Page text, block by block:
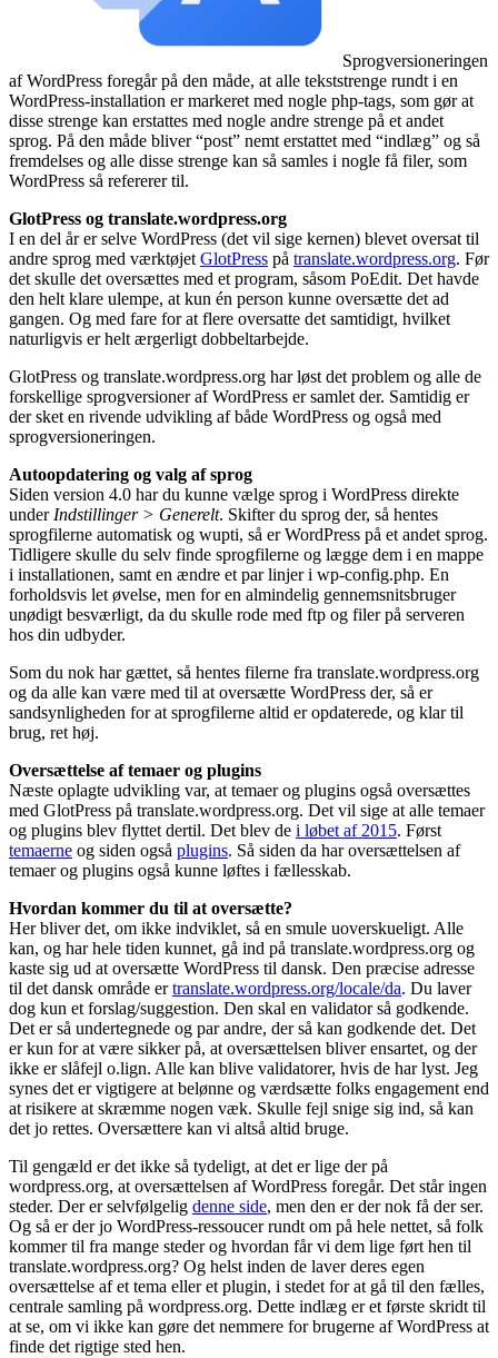
Sprogversioneringen
af WordPress foregår på den måde, at alle tekststrenge rundt i en
WordPress-installation er markeret med nogle php-tags, som gør at
disse strenge kan erstattes med nogle andre strenge på et andet
sprog. På den måde bliver “post” nemt erstattet med “indlæg” og så
fremdelses og alle disse strenge kan så samles i nogle få filer, som
WordPress så refererer til.
GlotPress og translate.wordpress.org
I en del år er selve WordPress (det vil sige kernen) blevet oversat til
andre sprog med værktøjet GlotPress på translate.wordpress.org. Før
det skulle det oversættes med et program, såsom PoEdit. Det havde
den helt klare ulempe, at kun én person kunne oversætte det ad
gangen. Og med fare for at flere oversatte det samtidigt, hvilket
naturligvis er helt ærgerligt dobbeltarbejde.
GlotPress og translate.wordpress.org har løst det problem og alle de
forskellige sprogversioner af WordPress er samlet der. Samtidig er
der sket en rivende udvikling af både WordPress og også med
sprogversioneringen.
Autoopdatering og valg af sprog
Siden version 4.0 har du kunne vælge sprog i WordPress direkte
under Indstillinger > Generelt. Skifter du sprog der, så hentes
sprogfilerne automatisk og wupti, så er WordPress på et andet sprog.
Tidligere skulle du selv finde sprogfilerne og lægge dem i en mappe
i installationen, samt en ændre et par linjer i wp-config.php. En
forholdsvis let øvelse, men for en almindelig gennemsnitsbruger
unødigt besværligt, da du skulle rode med ftp og filer på serveren
hos din udbyder.
Som du nok har gættet, så hentes filerne fra translate.wordpress.org
og da alle kan være med til at oversætte WordPress der, så er
sandsynligheden for at sprogfilerne altid er opdaterede, og klar til
brug, ret høj.
Oversættelse af temaer og plugins
Næste oplagte udvikling var, at temaer og plugins også oversættes
med GlotPress på translate.wordpress.org. Det vil sige at alle temaer
og plugins blev flyttet dertil. Det blev de i løbet af 2015. Først
temaerne og siden også plugins. Så siden da har oversættelsen af
temaer og plugins også kunne løftes i fællesskab.
Hvordan kommer du til at oversætte?
Her bliver det, om ikke indviklet, så en smule uoverskueligt. Alle
kan, og har hele tiden kunnet, gå ind på translate.wordpress.org og
kaste sig ud at oversætte WordPress til dansk. Den præcise adresse
til det dansk område ertranslate.wordpress.org/locale/da. Du laver
dog kun et forslag/suggestion. Den skal en validator så godkende.
Det er så undertegnede og par andre, der så kan godkende det. Det
er kun for at være sikker på, at oversættelsen bliver ensartet, og der
ikke er slåfejl o.lign. Alle kan blive validatorer, hvis de har lyst. Jeg
synes det er vigtigere at belønne og værdsætte folks engagement end
at risikere at skræmme nogen væk. Skulle fejl snige sig ind, så kan
det jo rettes. Oversættere kan vi altså altid bruge.
Til gengæld er det ikke så tydeligt, at det er lige der på
wordpress.org, at oversættelsen af WordPress foregår. Det står ingen
steder. Der er selvfølgelig denne side, men den er der nok få der ser.
Og så er der jo WordPress-ressoucer rundt om på hele nettet, så folk
kommer til fra mange steder og hvordan får vi dem lige ført hen til
translate.wordpress.org? Og helst inden de laver deres egen
oversættelse af et tema eller et plugin, i stedet for at gå til den fælles,
centrale samling på wordpress.org. Dette indlæg er et første skridt til
at se, om vi ikke kan gøre det nemmere for brugerne af WordPress at
finde det rigtige sted hen.